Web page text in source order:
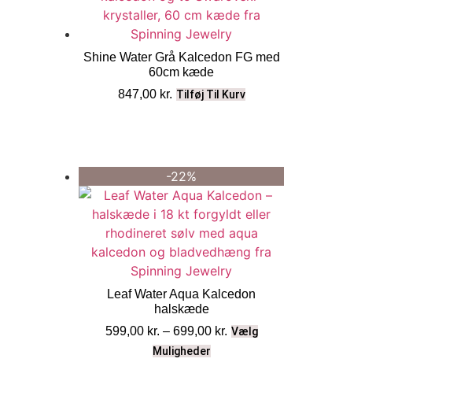
Shine Water Grå Kalcedon FG med
60cm kæde
847,00 kr. Tilføj Til Kurv
-22%
Leaf Water Aqua Kalcedon
halskæde
599,00 kr. – 699,00 kr. Vælg
Muligheder